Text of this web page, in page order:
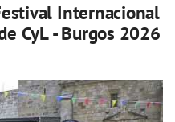
Internacional
CyL - Burgos 2026